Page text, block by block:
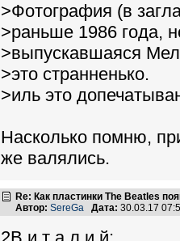
>Фотография (в
>раньше 1986 года,
>выпускавшаяся
>это странненько.
>иль это
Насколько помню,
же валялись.
Re: Как пластинки The Beatles
Автор: SereGa Дата: 30.03.17